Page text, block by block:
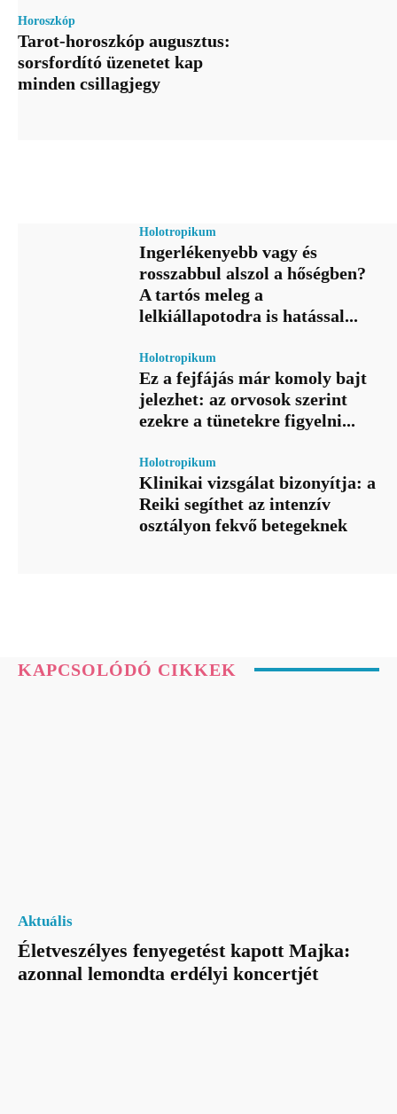
Horoszkóp
Tarot-horoszkóp augusztus:
sorsfordító üzenetet kap
minden csillagjegy
Holotropikum
Ingerlékenyebb vagy és
rosszabbul alszol a hőségben?
A tartós meleg a
lelkiállapotodra is hatással...
Holotropikum
Ez a fejfájás már komoly bajt
jelezhet: az orvosok szerint
ezekre a tünetekre figyelni...
Holotropikum
Klinikai vizsgálat bizonyítja: a
Reiki segíthet az intenzív
osztályon fekvő betegeknek
KAPCSOLÓDÓ CIKKEK
Aktuális
Életveszélyes fenyegetést kapott Majka:
azonnal lemondta erdélyi koncertjét